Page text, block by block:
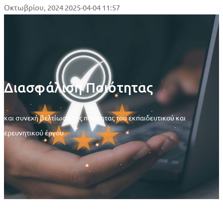
Οκτωβρίου, 2024 2025-04-04 11:57
Ποιότητας
Διασφάλιση Ποιότητας
και συνεχή βελτίωση της ποιότητας του εκπαιδευτικού και
ερευνητικού έργου